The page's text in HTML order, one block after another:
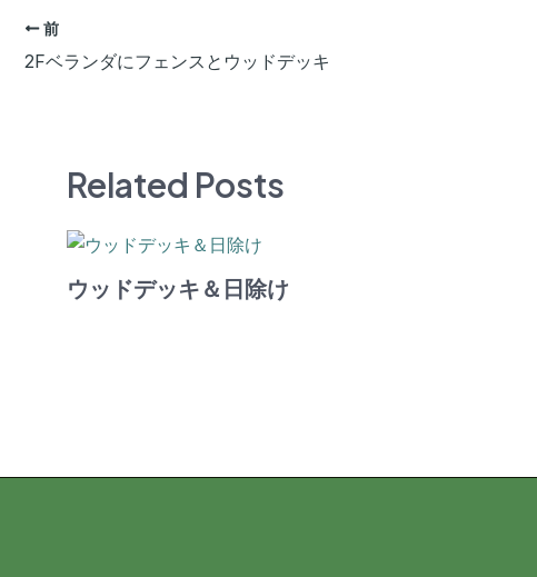
前
2Fベランダにフェンスとウッドデッキ
Related Posts
ウッドデッキ＆日除け